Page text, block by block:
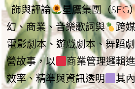
飾與評論
星鷹集團（SEG
幻、商業、音樂歌詞與
跨
電影劇本、遊戲劇本、舞蹈
營故事，以
商業管理邏輯
效率、精準與資訊透明
其